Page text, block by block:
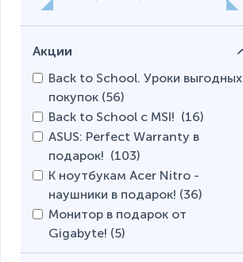
Акции
Back to School. Уроки выгодных
покупок (56)
Back to School с MSI! (16)
ASUS: Perfect Warranty в
подарок! (103)
К ноутбукам Acer Nitro -
наушники в подарок! (36)
Монитор в подарок от
Gigabyte! (5)